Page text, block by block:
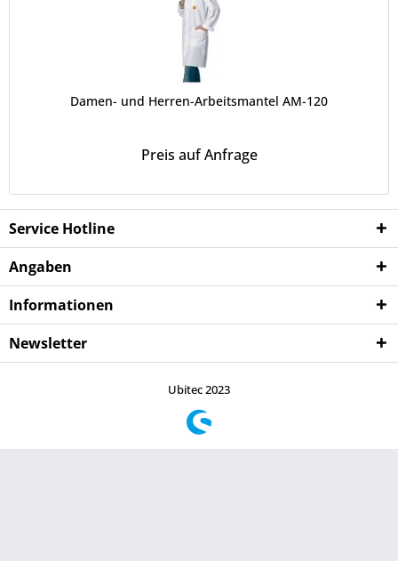
Damen- und Herren-Arbeitsmantel AM-120
Preis auf Anfrage
Service Hotline
Angaben
Informationen
Newsletter
Ubitec 2023